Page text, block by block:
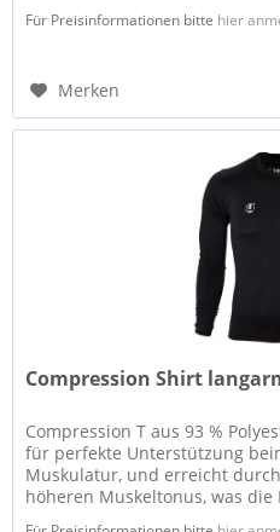
Für Preisinformationen bitte hier
Merken
Compression Shirt
Compression T aus 93 %
für perfekte Unterstützung
Muskulatur, und erreicht
höheren Muskeltonus, was